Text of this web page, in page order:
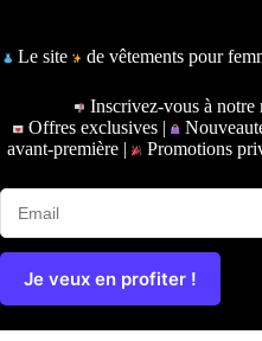
Le site de vêtements pour
Inscrivez-vous à notre
Offres exclusives |
avant-première | Promotions
Je veux en profiter !